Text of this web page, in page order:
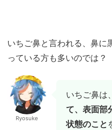
いちご鼻と言われる、鼻に
っている方も多いのでは？
Ryosuke
いちご鼻は、
て、表面部
状態のこと